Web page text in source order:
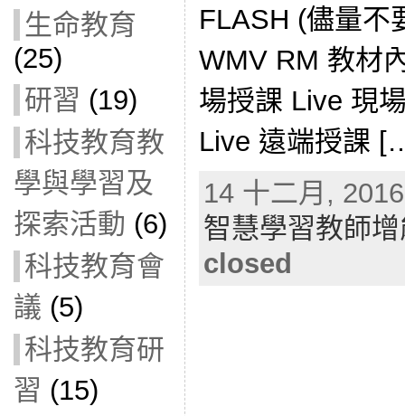
生命教育
(25)
研習 (19)
科技教育教
學與學習及
探索活動 (6)
科技教育會
議 (5)
科技教育研
習 (15)
FLASH (儘量不
WMV RM 教材
場授課 Live 現
Live 遠端授課
14 十二月,
智慧學習教師
closed